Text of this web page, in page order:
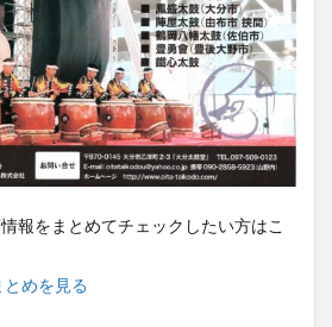
報をまとめてチェックしたい方はこ
めを見る
自転車 臼杵市
舞台
火 茶碗蒸し 蕎麦
虹
公共施設 観光
観光スポット
豊後大野市
豊後高田市
農業文化公園
道の駅
閉店 閉院 開店
開店閉店
開院 韓国
韓国料理